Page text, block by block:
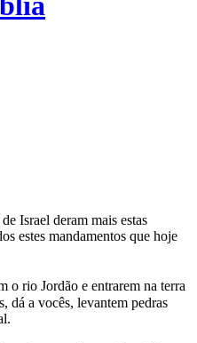
Israel deram mais estas
estes mandamentos que hoje
o rio Jordão e entrarem na terra
dá a vocês, levantem pedras